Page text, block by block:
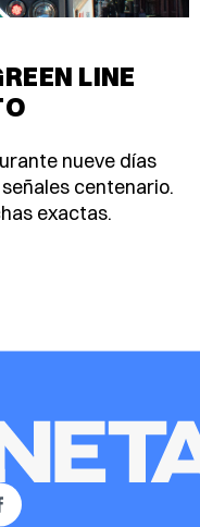
LINE
nueve días
centenario.
exactas.